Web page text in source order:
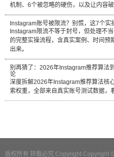
机制、6个被忽略的硬伤，以及让内容
Instagram账号被限流？别慌，这7个实
Instagram限流不等于封号，但处理不
的完整实操流程，含真实案例、时间
出来。
别再猜了：2026年Instagram推荐算法
论
深度拆解2026年Instagram推荐算法核
索权重，全部来自真实账号测试数据，
版权所有 转载必究 Copyright Copyright